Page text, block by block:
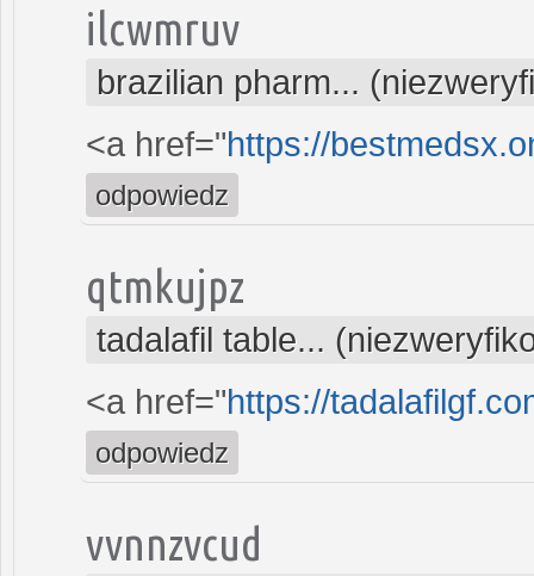
ilcwmruv
brazilian pharm...
<a href="https://
odpowiedz
qtmkujpz
tadalafil table...
<a href="https://
odpowiedz
vvnnzvcud